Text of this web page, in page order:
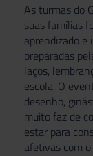
As turmas do
suas famílias
aprendizado
preparadas
laços,
escola. O
desenho,
muito faz de
estar para
afetivas com o